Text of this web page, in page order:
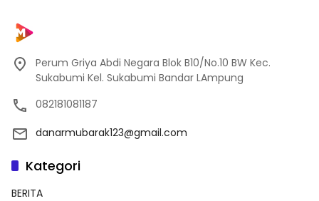
Perum Griya Abdi Negara Blok B10/No.10 BW Kec.
Sukabumi Kel. Sukabumi Bandar LAmpung
082181081187
danarmubarak123@gmail.com
Kategori
BERITA